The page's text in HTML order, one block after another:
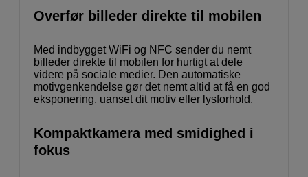
Overfør billeder direkte til mobilen
Med indbygget WiFi og NFC sender du nemt
billeder direkte til mobilen for hurtigt at dele
videre på sociale medier. Den automatiske
motivgenkendelse gør det nemt altid at få en god
eksponering, uanset dit motiv eller lysforhold.
Kompaktkamera med smidighed i
fokus